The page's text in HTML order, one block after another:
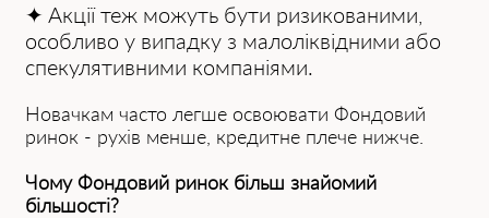
✦ Aкції теж можуть бути ризикованими,
особливо у випадку з малоліквідними або
спекулятивними компаніями.
Новачкам часто легше освоювати Фондовий
ринок - рухів менше, кредитне плече нижче.
Чому Фондовий ринок більш знайомий
більшості?